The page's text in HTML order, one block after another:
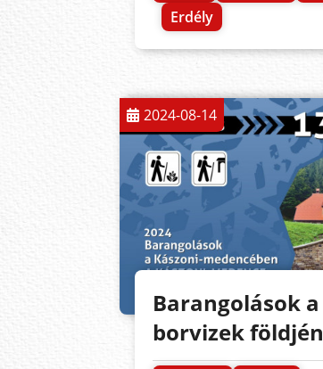
Erdély
2024-08-14
Barangolások a
borvizek földjén